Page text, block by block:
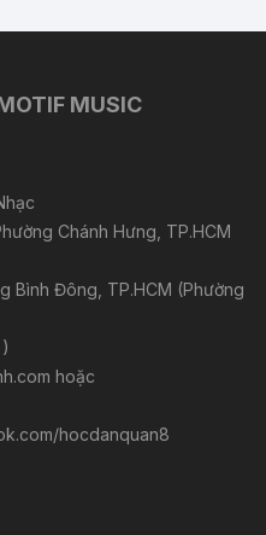
MUSIC
Chánh Hưng, TP.HCM
Bình Đông, TP.HCM (Phường
hoặc
hocdanquan8